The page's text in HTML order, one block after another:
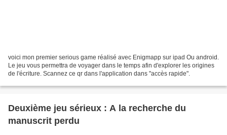
voici mon premier serious game réalisé avec Enigmapp sur ipad Ou android.
Le jeu vous permettra de voyager dans le temps afin d'explorer les origines
de l'écriture. Scannez ce qr dans l'application dans "accès rapide".
Deuxième jeu sérieux : A la recherche du
manuscrit perdu